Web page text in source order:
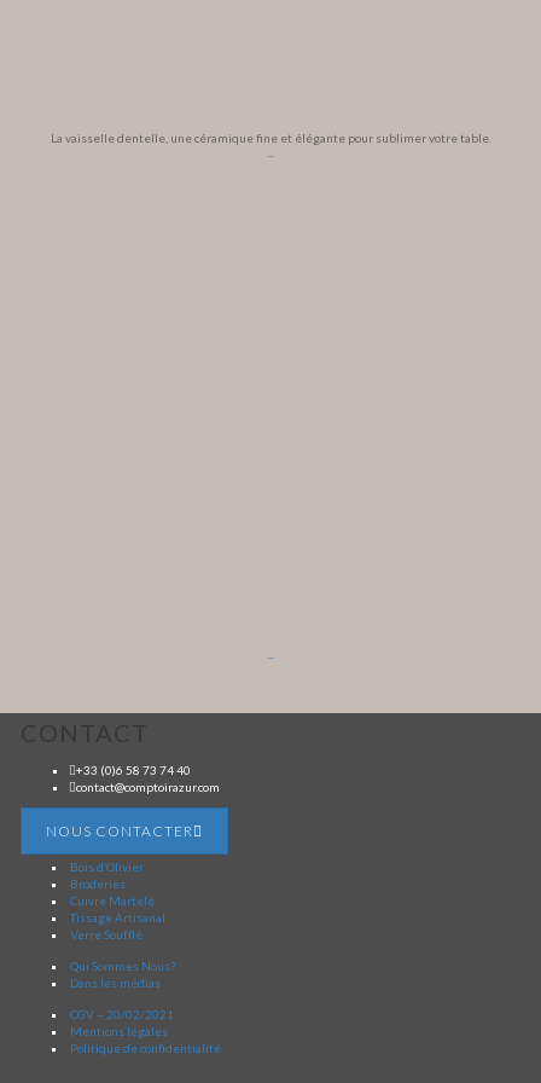
La vaisselle dentelle, une céramique fine et élégante pour sublimer votre table.
CONTACT
+33 (0)6 58 73 74 40
contact@comptoirazur.com
NOUS CONTACTER
Bois d’Olivier
Broderies
Cuivre Martelé
Tissage Artisanal
Verre Soufflé
Qui Sommes Nous?
Dans les médias
CGV – 20/02/2021
Mentions légales
Politique de confidentialité